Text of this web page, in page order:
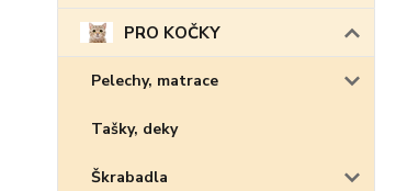
PRO KOČKY
Pelechy, matrace
Tašky, deky
Škrabadla